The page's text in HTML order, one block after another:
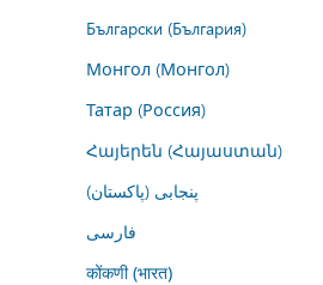
Български (България)
Монгол (Монгол)
Татар (Россия)
Հայերեն (Հայաստան)
پنجابی (پاکستان)
فارسى
कोंकणी (भारत)